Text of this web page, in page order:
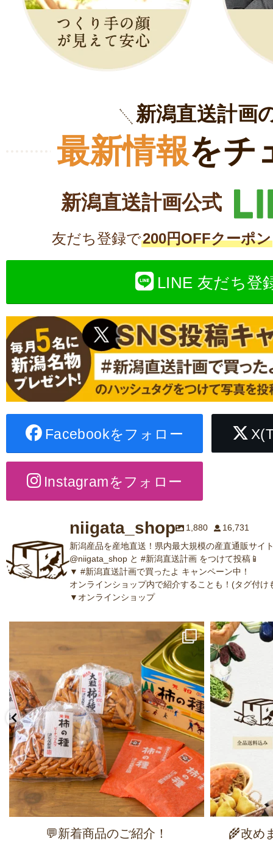
新潟直送計画
最新情報をチ
新潟直送計画公式
友だち登録で200円OFFクーポン
LINE 友だち登
Facebookをフォロー
Instagramをフォロー
niigata_shop 1,880
16,731
新潟産品を産地直送！県内最大規模の産直通販サイ
@niigata_shop と #新潟直送計画 をつけて投稿📱
▼ #新潟直送計画で買ったよ キャンペーン中！
オンラインショップ内で紹介することも！(タグ付け
▼オンラインショップ
💬新着商品のご紹介！
🌾改め